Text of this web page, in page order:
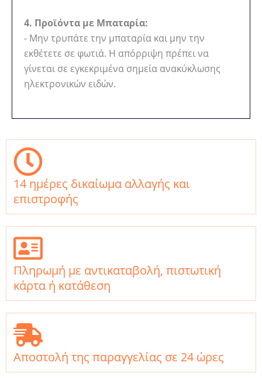
4. Προϊόντα με Μπαταρία:
- Μην τρυπάτε την μπαταρία και μην την
εκθέτετε σε φωτιά. Η απόρριψη πρέπει να
γίνεται σε εγκεκριμένα σημεία ανακύκλωσης
ηλεκτρονικών ειδών.
14 ημέρες δικαίωμα αλλαγής και
επιστροφής
Πληρωμή με αντικαταβολή, πιστωτική
κάρτα ή κατάθεση
Αποστολή της παραγγελίας σε 24 ώρες